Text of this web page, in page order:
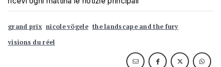
grand prix nicole vögele the landscape and the fury
visions du réel